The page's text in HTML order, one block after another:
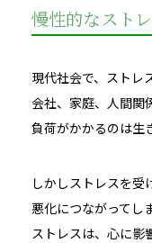
慢性的なスト
現代社会で、ストレ
会社、家庭、人間関
負荷がかかるのは生
しかしストレスを受
悪化につながってし
ストレスは、心に影